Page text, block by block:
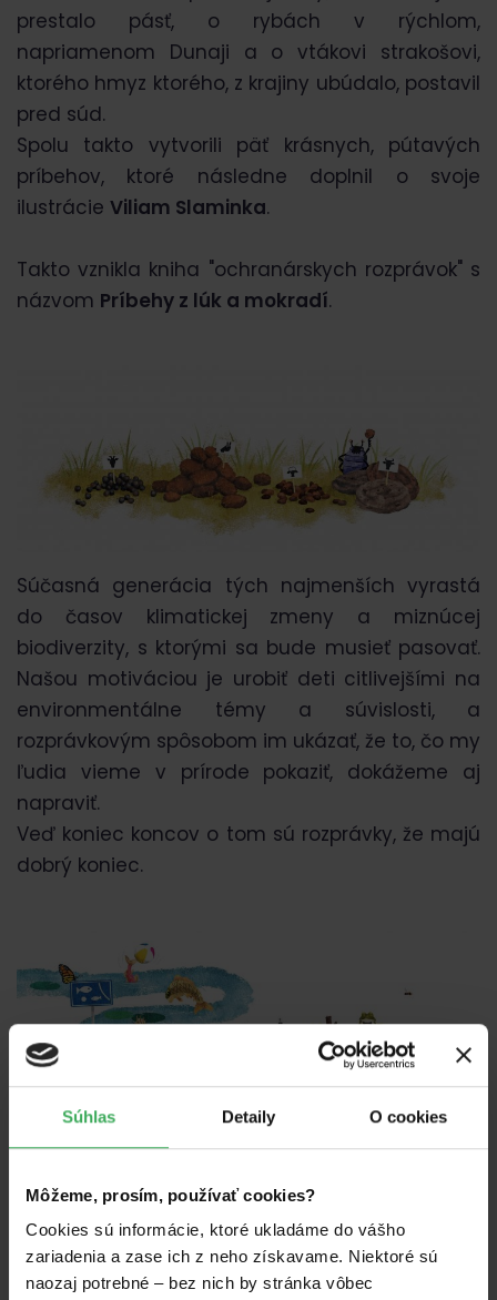
Súhlas Detaily O cookies
Môžeme, prosím, používať cookies?
Cookies sú informácie, ktoré ukladáme do vášho
zariadenia a zase ich z neho získavame. Niektoré sú
naozaj potrebné – bez nich by stránka vôbec
prestalo pásť, o rybách v rýchlom,
napriamenom Dunaji a o vtákovi strakošovi,
ktorého hmyz ktorého, z krajiny ubúdalo, postavil
pred súd.
Spolu takto vytvorili päť krásnych, pútavých
príbehov, ktoré následne doplnil o svoje
ilustrácie Viliam Slaminka.
Takto vznikla kniha "ochranárskych rozprávok" s
názvom Príbehy z lúk a mokradí.
Súčasná generácia tých najmenších vyrastá
do časov klimatickej zmeny a miznúcej
biodiverzity, s ktorými sa bude musieť pasovať.
Našou motiváciou je urobiť deti citlivejšími na
environmentálne témy a súvislosti, a
rozprávkovým spôsobom im ukázať, že to, čo my
ľudia vieme v prírode pokaziť, dokážeme aj
napraviť.
Veď koniec koncov o tom sú rozprávky, že majú
dobrý koniec.
Čo je cieľom nášho
projektu?
Prostredníctvom rozprávok chceme deťom
priblížiť prírodu, ktorú majú vo svojom